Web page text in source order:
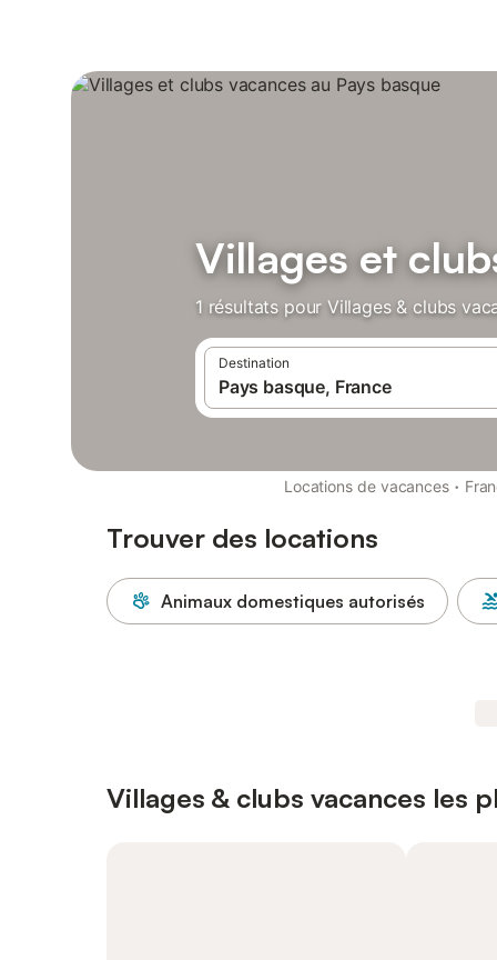
Villages et
1 résultats pour Villages & clubs
Destination
Locations de vacances ·
Trouver des locations
Animaux domestiques autorisés
Villages & clubs vacances les